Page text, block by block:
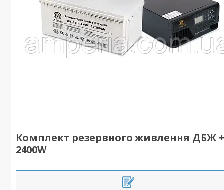
Комплект резервного живлення ДБЖ +
2400W